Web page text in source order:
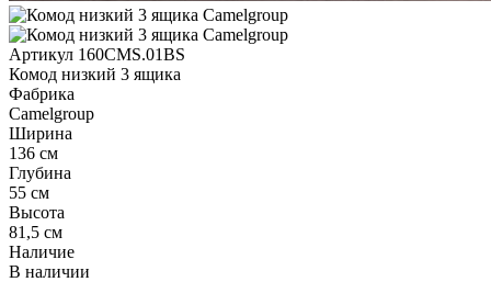
Артикул 160CMS.01BS
Комод низкий 3 ящика
Фабрика
Camelgroup
Ширина
136 см
Глубина
55 см
Высота
81,5 см
Наличие
В наличии